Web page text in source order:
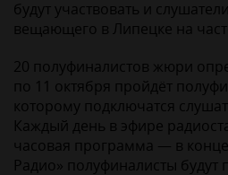
будут участвовать и
вещающего в Липецке на
20 полуфиналистов жюри
по 11 октября пройдёт
которому подключатся
Каждый день в эфире
часовая программа — в
Радио» полуфиналисты будут